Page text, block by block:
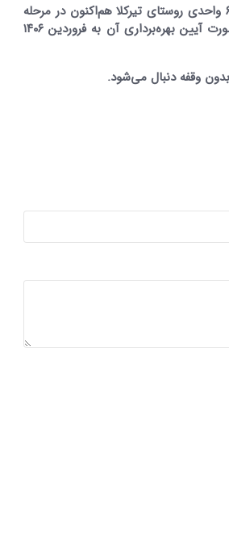
مدیرکل بنیاد مسکن مازندران در تشریح وضعیت یک پروژه شاخص روستایی، گفت: مجتمع ۶۲ واحدی روستای تیرکلا هم‌اکنون در مرحله
نازک‌کاری قرار دارد. تلاش می‌کنیم این پروژه را تا دهه فجر امسال افتتاح کنیم، در غیر این صورت آیین بهره‌برداری آن به فروردین ۱۴۰۶
وقفه دنبال می‌شود.
تصاویر / مراسم احیای ماه رمضان در